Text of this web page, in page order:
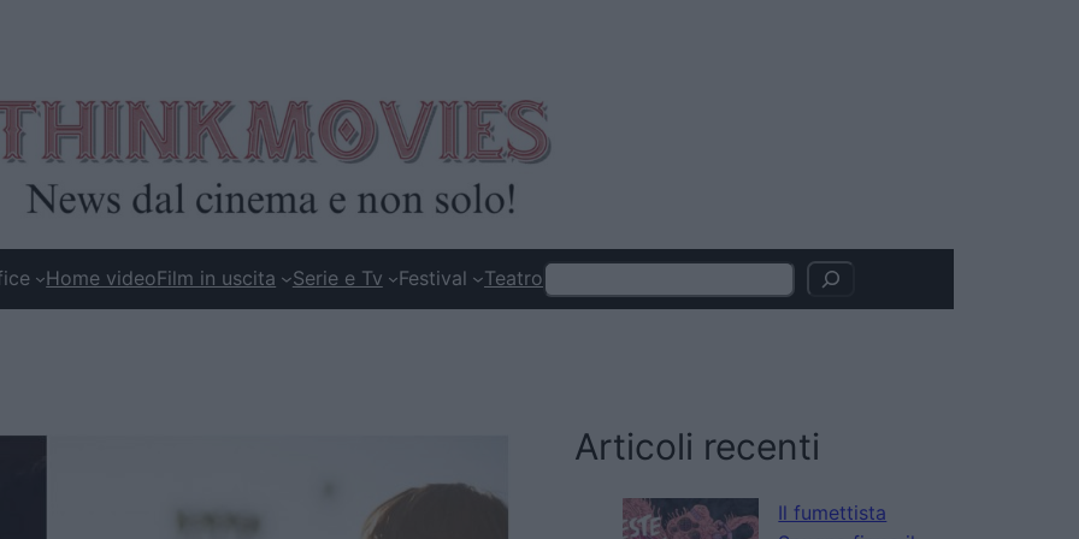
Home videoFilm in uscita Serie e Tv Festival TeatroSearch
Articoli recenti
Il fumettista